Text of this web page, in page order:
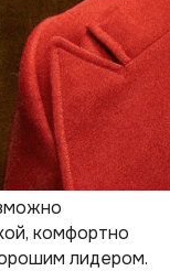
комфортно
лидером.